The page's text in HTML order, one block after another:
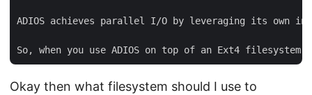
ADIOS achieves parallel I/O by leveraging its own
Okay then what filesystem should I use to